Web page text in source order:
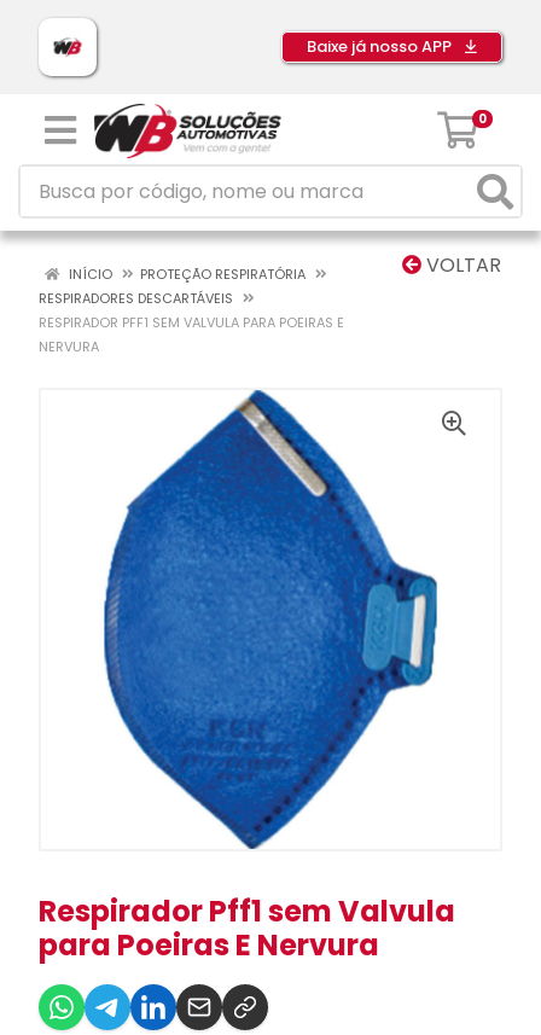
Baixe já nosso APP
0
VOLTAR
INÍCIO
PROTEÇÃO RESPIRATÓRIA
RESPIRADORES DESCARTÁVEIS
RESPIRADOR PFF1 SEM VALVULA PARA POEIRAS E
NERVURA
Respirador Pff1 sem Valvula
para Poeiras E Nervura